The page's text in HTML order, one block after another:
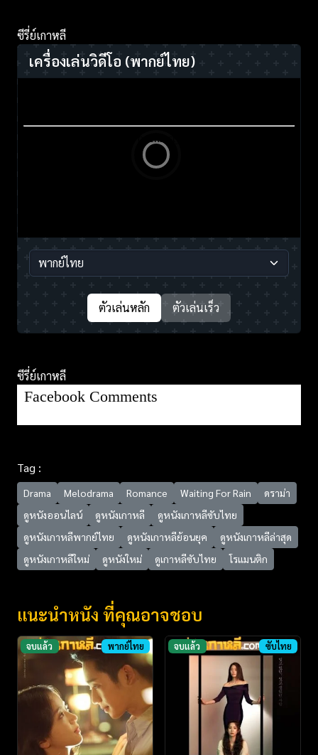
ซีรี่ย์เกาหลี
เครื่องเล่นวิดีโอ (พากย์ไทย)
ตัวเล่นหลัก ตัวเล่นเร็ว
ซีรี่ย์เกาหลี
Facebook Comments
Tag :
Drama Melodrama Romance Waiting For Rain
ดราม่า
ดูหนังออนไลน์
ดูหนังเกาหลี
ดูหนังเกาหลีซับไทย
ดูหนังเกาหลีพากย์ไทย
ดูหนังเกาหลีย้อนยุค
ดูหนังเกาหลีล่าสุด
ดูหนังเกาหลีใหม่
ดูหนังใหม่ ดูเกาหลีซับไทย โรแมนติก
แนะนำหนัง ที่คุณอาจชอบ
จบแล้ว พากย์ไทย จบแล้ว ซับไทย